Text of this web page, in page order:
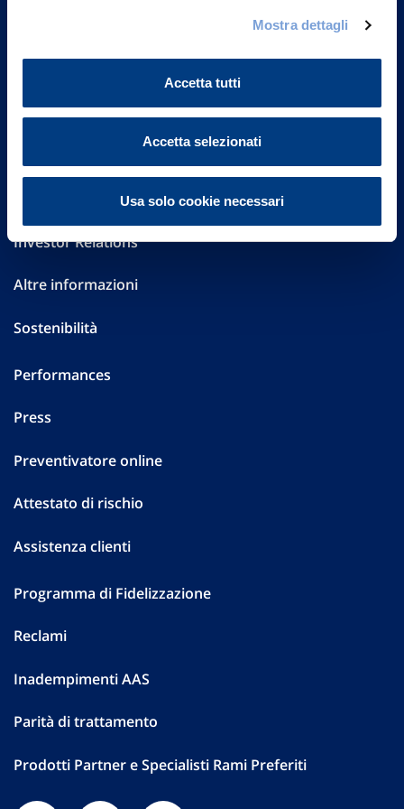
Mostra dettagli
Accetta tutti
Accetta selezionati
Usa solo cookie necessari
Part. IVA 01329510158
Investor Relations
Altre informazioni
Sostenibilità
Performances
Press
Preventivatore online
Attestato di rischio
Assistenza clienti
Programma di Fidelizzazione
Reclami
Inadempimenti AAS
Parità di trattamento
Prodotti Partner e Specialisti Rami Preferiti